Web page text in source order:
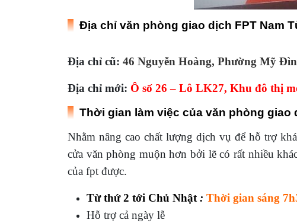
Địa chỉ văn phòng giao dịch FPT Nam
Địa chỉ cũ: 46 Nguyễn Hoàng, Phường Mỹ
Địa chỉ mới: Ô số 26 – Lô LK27, Khu đô thị
Thời gian làm việc của văn phòng giao
Nhằm nâng cao chất lượng dịch vụ để hỗ trợ
cửa văn phòng muộn hơn bởi lẽ có rất nhiều
của fpt được.
Từ thứ 2 tới Chủ Nhật : Thời gian sáng
Hỗ trợ cả ngày lễ